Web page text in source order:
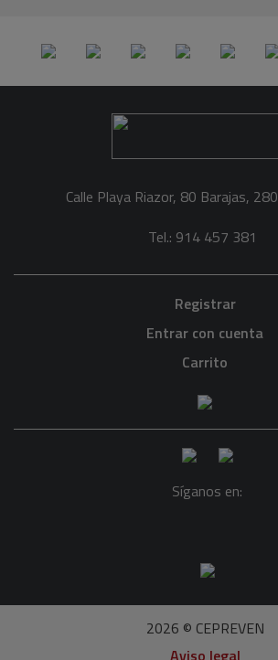
Calle Playa Riazor, 80 Barajas,
Tel.: 914 457 381
Registrar
Entrar con cuenta
Carrito
Síganos en:
2026 © CEPREVEN
Aviso legal